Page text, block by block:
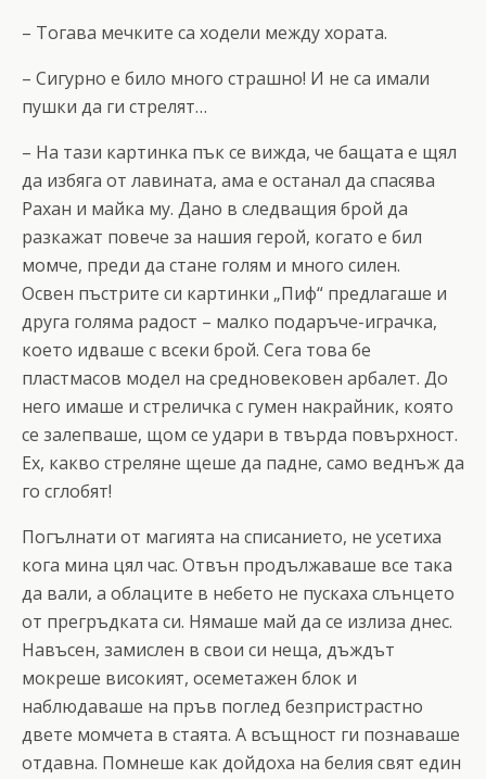
– Тогава мечките са ходели между хората.
– Сигурно е било много страшно! И не са имали
пушки да ги стрелят…
– На тази картинка пък се вижда, че бащата е щял
да избяга от лавината, ама е останал да спасява
Рахан и майка му. Дано в следващия брой да
разкажат повече за нашия герой, когато е бил
момче, преди да стане голям и много силен.
Освен пъстрите си картинки „Пиф“ предлагаше и
друга голяма радост – малко подаръче-играчка,
което идваше с всеки брой. Сега това бе
пластмасов модел на средновековен арбалет. До
него имаше и стреличка с гумен накрайник, която
се залепваше, щом се удари в твърда повърхност.
Ех, какво стреляне щеше да падне, само веднъж да
го сглобят!
Погълнати от магията на списанието, не усетиха
кога мина цял час. Отвън продължаваше все така
да вали, а облаците в небето не пускаха слънцето
от прегръдката си. Нямаше май да се излиза днес.
Навъсен, замислен в свои си неща, дъждът
мокреше високият, осеметажен блок и
наблюдаваше на пръв поглед безпристрастно
двете момчета в стаята. А всъщност ги познаваше
отдавна. Помнеше как дойдоха на белия свят един